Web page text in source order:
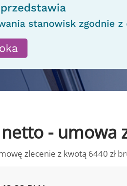
-
zlecenie z kwotą 6440 zł